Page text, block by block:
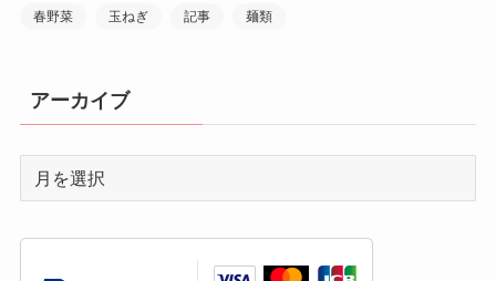
春野菜 玉ねぎ 記事 麺類
アーカイブ